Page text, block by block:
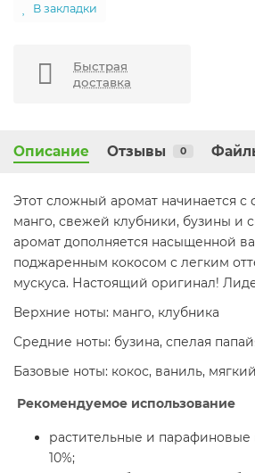
В закладки
Быстрая
доставка
Описание Отзывы 0
Этот сложный аромат начинается с
манго, свежей клубники, бузины и
аромат дополняется насыщенной
поджаренным кокосом с легким
мускуса. Настоящий оригинал!
Верхние ноты: манго, клубника
Средние ноты: бузина, спелая
Базовые ноты: кокос, ваниль,
Рекомендуемое использование
растительные и парафиновые
10%;